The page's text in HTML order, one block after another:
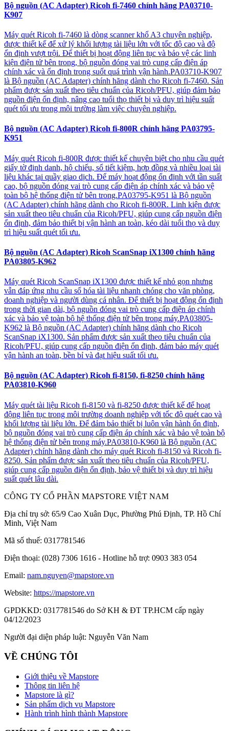
Bộ nguồn (AC Adapter) Ricoh fi-7460 chính hãng PA03710-
K907
Máy quét Ricoh fi-7460 là dòng scanner khổ A3 chuyên nghiệp,
được thiết kế để xử lý khối lượng tài liệu lớn với tốc độ cao và độ
ổn định vượt trội. Để thiết bị hoạt động liên tục và bảo vệ các linh
kiện điện tử bên trong, bộ nguồn đóng vai trò cung cấp điện áp
chính xác và ổn định trong suốt quá trình vận hành.PA03710-K907
là Bộ nguồn (AC Adapter) chính hãng dành cho Ricoh fi-7460. Sản
phẩm được sản xuất theo tiêu chuẩn của Ricoh/PFU, giúp đảm bảo
nguồn điện ổn định, nâng cao tuổi thọ thiết bị và duy trì hiệu suất
quét tối ưu trong môi trường làm việc chuyên nghiệp.
Bộ nguồn (AC Adapter) Ricoh fi-800R chính hãng PA03795-
K951
Máy quét Ricoh fi-800R được thiết kế chuyên biệt cho nhu cầu quét
giấy tờ định danh, hộ chiếu, sổ tiết kiệm, hợp đồng và nhiều loại tài
liệu khác tại quầy giao dịch. Để máy hoạt động ổn định với tần suất
cao, bộ nguồn đóng vai trò cung cấp điện áp chính xác và bảo vệ
toàn bộ hệ thống điện tử bên trong.PA03795-K951 là Bộ nguồn
(AC Adapter) chính hãng dành cho Ricoh fi-800R. Linh kiện được
sản xuất theo tiêu chuẩn của Ricoh/PFU, giúp cung cấp nguồn điện
ổn định, đảm bảo thiết bị vận hành an toàn, kéo dài tuổi thọ và duy
trì hiệu suất quét tối ưu.
Bộ nguồn (AC Adapter) Ricoh ScanSnap iX1300 chính hãng
PA03805-K962
Máy quét Ricoh ScanSnap iX1300 được thiết kế nhỏ gọn nhưng
vẫn đáp ứng nhu cầu số hóa tài liệu nhanh chóng cho văn phòng,
doanh nghiệp và người dùng cá nhân. Để thiết bị hoạt động ổn định
trong thời gian dài, bộ nguồn đóng vai trò cung cấp điện áp chính
xác và bảo vệ toàn bộ hệ thống điện tử bên trong máy.PA03805-
K962 là Bộ nguồn (AC Adapter) chính hãng dành cho Ricoh
ScanSnap iX1300. Sản phẩm được sản xuất theo tiêu chuẩn của
Ricoh/PFU, giúp cung cấp nguồn điện ổn định, đảm bảo máy quét
vận hành an toàn, bền bỉ và đạt hiệu suất tối ưu.
Bộ nguồn (AC Adapter) Ricoh fi-8150, fi-8250 chính hãng
PA03810-K960
Máy quét tài liệu Ricoh fi-8150 và fi-8250 được thiết kế để hoạt
động liên tục trong môi trường doanh nghiệp với tốc độ quét cao và
khối lượng tài liệu lớn. Để đảm bảo thiết bị luôn vận hành ổn định,
bộ nguồn đóng vai trò cung cấp điện áp chính xác và bảo vệ toàn bộ
hệ thống điện tử bên trong máy.PA03810-K960 là Bộ nguồn (AC
Adapter) chính hãng dành cho máy quét Ricoh fi-8150 và Ricoh fi-
8250. Sản phẩm được sản xuất theo tiêu chuẩn của Ricoh/PFU,
giúp cung cấp nguồn điện ổn định, bảo vệ thiết bị và duy trì hiệu
suất quét lâu dài.
CÔNG TY CỔ PHẦN MAPSTORE VIỆT NAM
Địa chỉ trụ sở: 65/9 Cao Xuân Dục, Phường Phú Định, TP. Hồ Chí
Minh, Việt Nam
Mã số thuế: 0317781546
Điện thoại: (028) 7306 1616 - Hotline hỗ trợ: 0903 383 054
Email: nam.nguyen@mapstore.vn
Website: https://mapstore.vn
GPDKKD: 0317781546 do Sở KH & ĐT TP.HCM cấp ngày
04/12/2023
Người đại diện pháp luật: Nguyễn Văn Nam
VỀ CHÚNG TÔI
Giới thiệu về Mapstore
Thông tin liên hệ
Mapstore là gì?
Sản phẩm dịch vụ Mapstore
Hành trình hình thành Mapstore